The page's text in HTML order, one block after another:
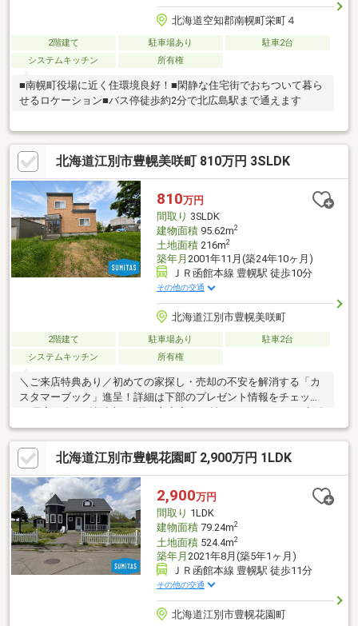
北海道空知郡南幌町栄町４
2階建て 駐車場あり
駐車2台
システムキッチン
所有権
■南幌町役場に近く住環境良好！■閑静な住宅街でおちついて暮ら
せるロケーション■バス停徒歩約2分で北広島駅まで通えます
北海道江別市豊幌美咲町 810万円 3SLDK
810万円
間取り 3SLDK
建物面積95.62m2
土地面積216m2
築年月 2001年11月(築24年10ヶ月)
ＪＲ函館本線 豊幌駅 徒歩10分
その他の交通
北海道江別市豊幌美咲町
2階建て 駐車場あり
駐車2台
システムキッチン
所有権
＼ご来店特典あり／初めての家探し・売却の不安を解消する「カ
スタマーブック」進呈！詳細は下部のプレゼント情報をチェック
を叶えます。●大型の納戸には季節物の洋服や布団、アウトドア
用品までご家族の物を一挙に収納！●全居室収納付きで居住空間
を最大限広く利用し、お好みのインテリアで毎日の生活も彩られ
ます！●1階にはユーティリティの動線が集約され、忙しい毎日の
家事をサポートしてくれます。●前面のお庭は駐車スペースの他
に、休日の憩いの場にもなります。 BBQや家庭菜園、夏の水遊
びや冬は排雪スペースにも困りません！
北海道江別市豊幌花園町 2,900万円 1LDK
2,900万円
間取り 1LDK
建物面積79.24m2
土地面積524.4m2
築年月 2021年8月(築5年1ヶ月)
ＪＲ函館本線 豊幌駅 徒歩11分
その他の交通
北海道江別市豊幌花園町